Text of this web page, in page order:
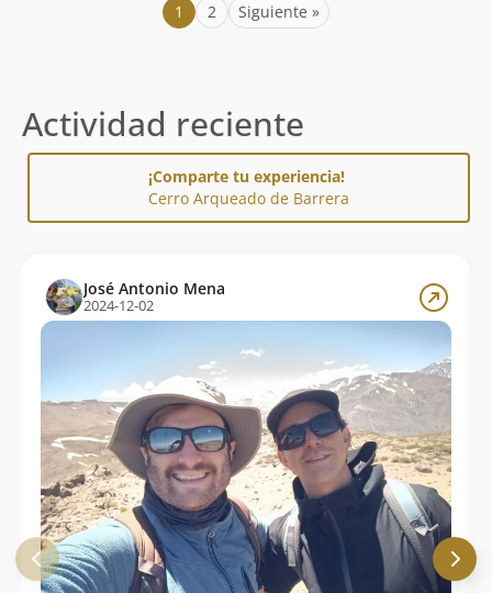
1 2 Siguiente »
Actividad reciente
¡Comparte tu experiencia!
Cerro Arqueado de Barrera
José Antonio Mena
2024-12-02